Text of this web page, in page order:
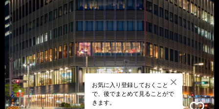
お気に入り登録しておくこと
で、後でまとめて見ることがで
きます。